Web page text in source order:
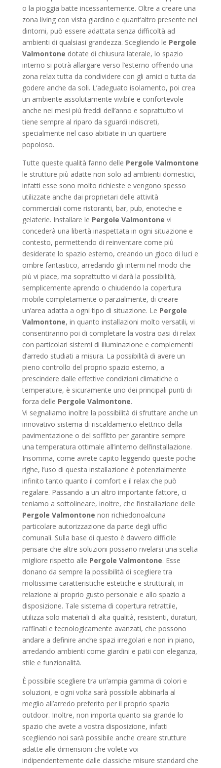
o la pioggia batte incessantemente. Oltre a creare una
zona living con vista giardino e quant’altro presente nei
dintorni, può essere adattata senza difficoltà ad
ambienti di qualsiasi grandezza. Scegliendo le Pergole
Valmontone dotate di chiusura laterale, lo spazio
interno si potrà allargare verso l’esterno offrendo una
zona relax tutta da condividere con gli amici o tutta da
godere anche da soli. L’adeguato isolamento, poi crea
un ambiente assolutamente vivibile e confortevole
anche nei mesi più freddi dell’anno e soprattutto vi
tiene sempre al riparo da sguardi indiscreti,
specialmente nel caso abitiate in un quartiere
popoloso.
Tutte queste qualità fanno delle Pergole Valmontone
le strutture più adatte non solo ad ambienti domestici,
infatti esse sono molto richieste e vengono spesso
utilizzate anche dai proprietari delle attività
commerciali come ristoranti, bar, pub, enoteche e
gelaterie. Installare le Pergole Valmontone vi
concederà una libertà inaspettata in ogni situazione e
contesto, permettendo di reinventare come più
desiderate lo spazio esterno, creando un gioco di luci e
ombre fantastico, arredando gli interni nel modo che
più vi piace, ma soprattutto vi darà la possibilità,
semplicemente aprendo o chiudendo la copertura
mobile completamente o parzialmente, di creare
un’area adatta a ogni tipo di situazione. Le Pergole
Valmontone, in quanto installazioni molto versatili, vi
consentiranno poi di completare la vostra oasi di relax
con particolari sistemi di illuminazione e complementi
d’arredo studiati a misura. La possibilità di avere un
pieno controllo del proprio spazio esterno, a
prescindere dalle effettive condizioni climatiche o
temperature, è sicuramente uno dei principali punti di
forza delle Pergole Valmontone.
Vi segnaliamo inoltre la possibilità di sfruttare anche un
innovativo sistema di riscaldamento elettrico della
pavimentazione o del soffitto per garantire sempre
una temperatura ottimale all’interno dell’installazione.
Insomma, come avrete capito leggendo queste poche
righe, l’uso di questa installazione è potenzialmente
infinito tanto quanto il comfort e il relax che può
regalare. Passando a un altro importante fattore, ci
teniamo a sottolineare, inoltre, che l’installazione delle
Pergole Valmontone non richiedonoalcuna
particolare autorizzazione da parte degli uffici
comunali. Sulla base di questo è davvero difficile
pensare che altre soluzioni possano rivelarsi una scelta
migliore rispetto alle Pergole Valmontone. Esse
donano da sempre la possibilità di scegliere tra
moltissime caratteristiche estetiche e strutturali, in
relazione al proprio gusto personale e allo spazio a
disposizione. Tale sistema di copertura retrattile,
utilizza solo materiali di alta qualità, resistenti, duraturi,
raffinati e tecnologicamente avanzati, che possono
andare a definire anche spazi irregolari e non in piano,
arredando ambienti come giardini e patii con eleganza,
stile e funzionalità.
È possibile scegliere tra un’ampia gamma di colori e
soluzioni, e ogni volta sarà possibile abbinarla al
meglio all’arredo preferito per il proprio spazio
outdoor. Inoltre, non importa quanto sia grande lo
spazio che avete a vostra disposizione, infatti
scegliendo noi sarà possibile anche creare strutture
adatte alle dimensioni che volete voi
indipendentemente dalle classiche misure standard che